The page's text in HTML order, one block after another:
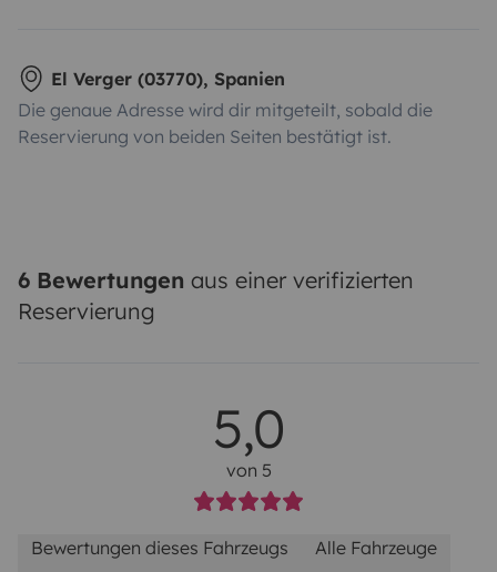
El Verger (03770), Spanien
Die genaue Adresse wird dir mitgeteilt, sobald die
Reservierung von beiden Seiten bestätigt ist.
6 Bewertungen aus einer verifizierten
Reservierung
5,0
von 5
Bewertungen dieses Fahrzeugs Alle Fahrzeuge